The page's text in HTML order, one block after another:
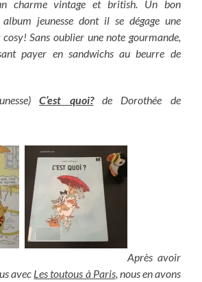
charme vintage et british. Un bon
jeunesse dont il se dégage une
Sans oublier une note gourmande,
payer en sandwichs au beurre de
C’est quoi?de Dorothée de
Après avoir
avec Les toutous à Paris, nous en avons